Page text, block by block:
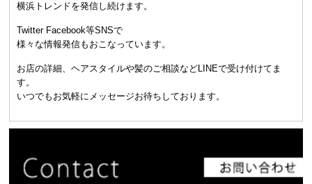
横浜トレンドを発信し続けます。
Twitter Facebook等SNSで
様々な情報発信もおこなっています。
お店の詳細、ヘアスタイルや髪のご相談などLINEで受け付けてま
す。
いつでもお気軽にメッセージお待ちしております。